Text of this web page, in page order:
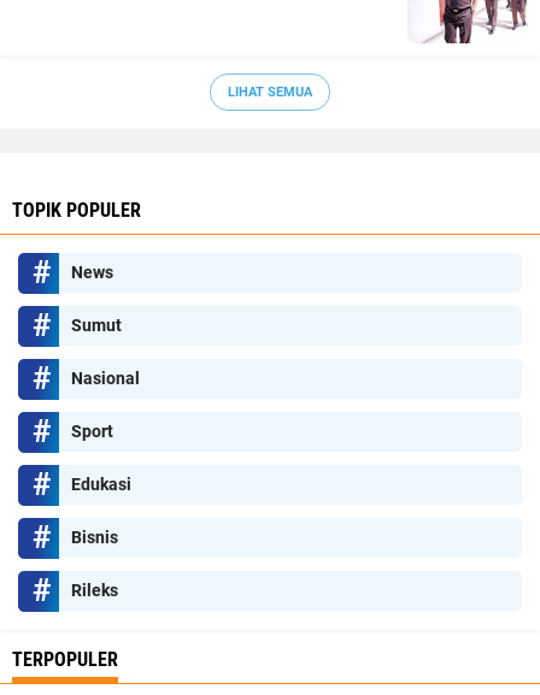
LIHAT SEMUA
TOPIK POPULER
News
Sumut
Nasional
Sport
Edukasi
Bisnis
Rileks
TERPOPULER